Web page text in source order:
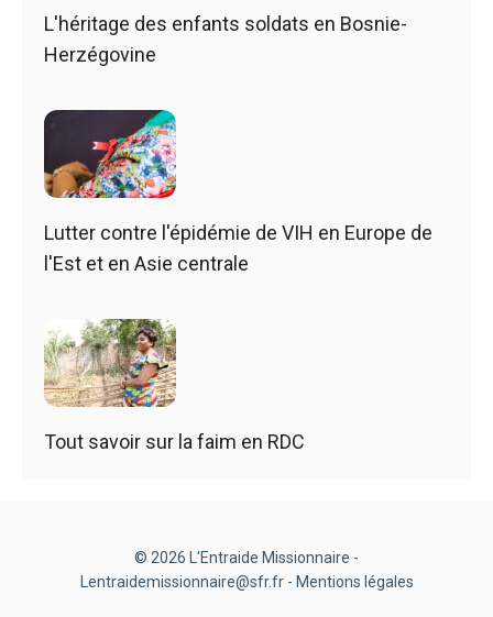
L'héritage des enfants soldats en Bosnie-
Herzégovine
Lutter contre l'épidémie de VIH en Europe de
l'Est et en Asie centrale
Tout savoir sur la faim en RDC
© 2026 L'Entraide Missionnaire -
Lentraidemissionnaire@sfr.fr - Mentions légales